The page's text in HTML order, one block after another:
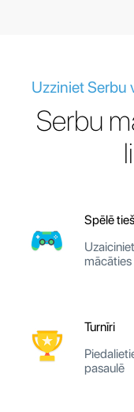
Uzziniet Serbu
Serbu
Spēlē
Turnīri
pasaulē